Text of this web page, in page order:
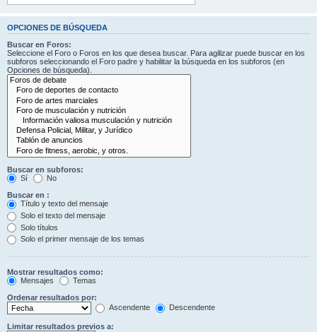
OPCIONES DE BÚSQUEDA
Buscar en Foros:
Seleccione el Foro o Foros en los que desea buscar. Para agilizar puede buscar en los
subforos seleccionando el Foro padre y habilitar la búsqueda en los subforos (en
Opciones de búsqueda).
Buscar en subforos:
Sí
No
Buscar en :
Título y texto del mensaje
Solo el texto del mensaje
Solo títulos
Solo el primer mensaje de los temas
Mostrar resultados como:
Mensajes
Temas
Ordenar resultados por:
Ascendente
Descendente
Limitar resultados previos a: